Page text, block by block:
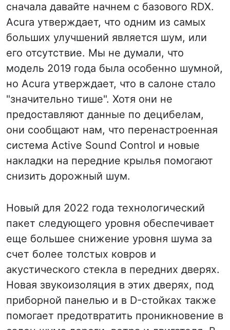
сначала давайте начнем с базового RDX.
Acura утверждает, что одним из самых
больших улучшений является шум, или
его отсутствие. Мы не думали, что
модель 2019 года была особенно шумной,
но Acura утверждает, что в салоне стало
"значительно тише". Хотя они не
предоставляют данные по децибелам,
они сообщают нам, что перенастроенная
система Active Sound Control и новые
накладки на передние крылья помогают
снизить дорожный шум.
Новый для 2022 года технологический
пакет следующего уровня обеспечивает
еще большее снижение уровня шума за
счет более толстых ковров и
акустического стекла в передних дверях.
Новая звукоизоляция в этих дверях, под
приборной панелью и в D-стойках также
помогает предотвратить проникновение в